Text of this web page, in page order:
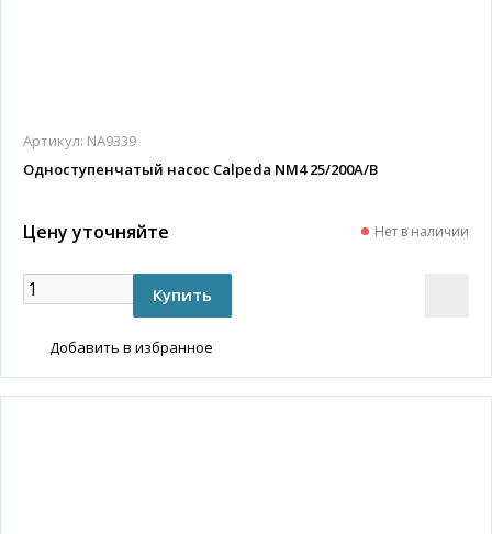
Артикул: NA9339
Одноступенчатый насос Calpeda NM4 25/200A/B
Цену уточняйте Нет в наличии
Добавить в избранное